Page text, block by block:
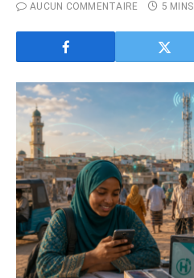
AUCUN COMMENTAIRE
5